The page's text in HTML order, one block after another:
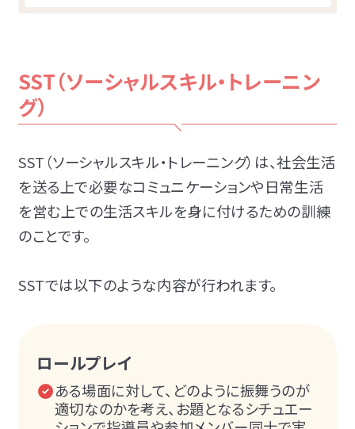
SST（ソーシャルスキル・トレーニン
グ）
SST（ソーシャルスキル・トレーニング）は、社会生活
を送る上で必要なコミュニケーションや日常生活
を営む上での生活スキルを身に付けるための訓練
のことです。
SSTでは以下のような内容が行われます。
ロールプレイ
ある場面に対して、どのように振舞うのが
適切なのかを考え、お題となるシチュエー